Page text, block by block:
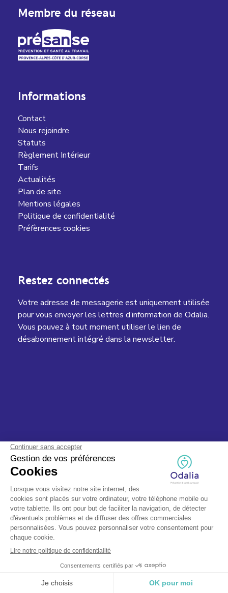
Membre du réseau
Informations
Contact
Nous rejoindre
Statuts
Règlement Intérieur
Tarifs
Actualités
Plan de site
Mentions légales
Politique de confidentialité
Préfèrences cookies
Restez connectés
Votre adresse de messagerie est uniquement utilisée
pour vous envoyer les lettres d’information de Odalia.
Vous pouvez à tout moment utiliser le lien de
désabonnement intégré dans la newsletter.
© Odalia 2025, tous droits réservés - Fait avec ❤️ par TEAPS